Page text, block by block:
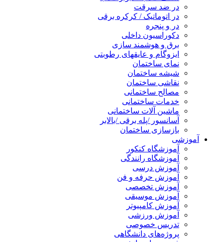
در ضد سرقت
در اتوماتیک / کرکره برقی
در و پنجره
دکوراسیون داخلی
برق و هوشمند سازی
ایزوگام و عایقهای رطوبتی
نمای ساختمان
شیشه ساختمان
نقاشی ساختمان
مصالح ساختمانی
خدمات ساختمانی
ماشین آلات ساختمانی
آسانسور /پله برقی /بالابر
بازسازی ساختمان
آموزشی
آموزشگاه کنکور
آموزشگاه رانندگی
آموزش درسی
آموزش حرفه و فن
آموزش تخصصی
آموزش موسیقی
آموزش کامپیوتر
آموزش ورزشی
تدریس خصوصی
پروژه‌های دانشگاهی